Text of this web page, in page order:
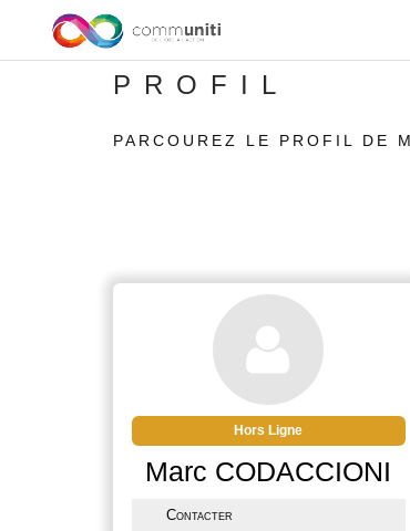
PROFIL
PARCOUREZ LE PROFIL DE
Hors Ligne
Marc CODACCIONI
Contacter